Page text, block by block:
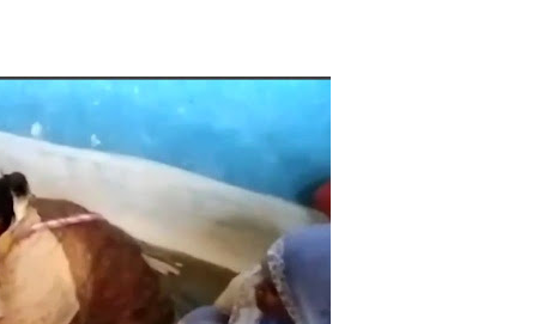
में सकारात्मक शुरुआत, सेंसेक्स-निफ्टी हरे निशान पर खुले; क्रूड ऑयल में नरमी
मूलांक और राशिफल: जानिए आज का दिन आपके लिए कैसा रहेगा